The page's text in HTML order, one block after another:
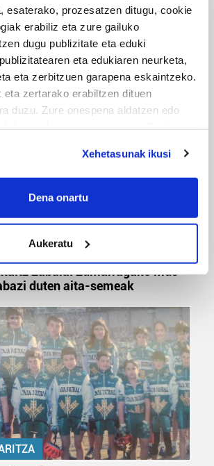
esaterako, prozesatzen ditugu, cookie
erabiliz eta zure gailuko
dugu publizitate eta eduki
eta edukiaren neurketa,
eta zerbitzuen garapena eskaintzeko.
eta zertarako erabiltzen dituen
duzu. Zure onespena aldatzen edo
also like to:
about your geographical
device by actively scanning it for
(fingerprinting)
how your personal data is processed
zure datu pertsonalak
zure IP zenbakia, besteak beste,
cookieak adibidez, iragarki eta eduki
eskaintzeko, iragarkiak eta edukia
buruzko informazioa biltzeko eta
Zure datuak nork eta zertarako
hauta dezakezu.
Xehetasunak ikusi
Dena onartu
Aukeratu
aukera 'KimiK' eta
Zabala: Zumarragako mus
duten aita-semeak